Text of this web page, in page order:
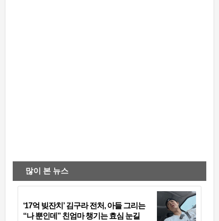
많이 본 뉴스
‘17억 빚잔치’ 김구라 전처, 아들 그리는
“나 뿐인데” 친엄마 챙기는 효심 눈길